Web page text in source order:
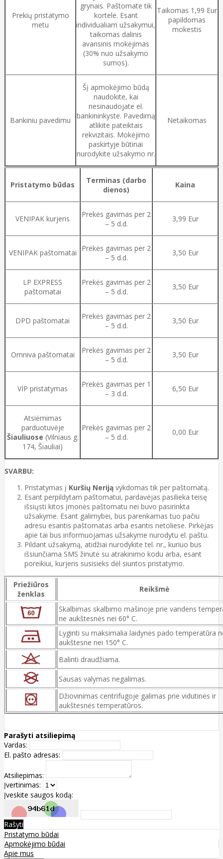
Prekių pristatymo
metu
grynais. Paštomate tik
kortele. Esant
individualiam užsakymui,
taikomas dalinis
avansinis mokėjimas
(30% nuo užsakymo
sumos).
Taikomas 1,99 Eur
papildomas
mokestis
Bankiniu pavedimu
Šį apmokėjimo būdą
naudokite, kai
nesinaudojate el.
bankininkyste. Pavedimą
atlikite pateiktais
rekvizitais. Mokėjimo
paskirtyje būtinai
nurodykite užsakymo nr.
Netaikomas
Pristatymo būdas
Terminas (darbo
dienos)
Kaina
VENIPAK kurjeris
Prekės gavimas per 2
– 5 d.d.
3,99 Eur
VENIPAK paštomatai
Prekės gavimas per 2
– 5 d.d.
3,50 Eur
LP EXPRESS
paštomatai
Prekės gavimas per 2
– 5 d.d.
3,50 Eur
DPD paštomatai
Prekės gavimas per 2
– 5 d.d.
3,50 Eur
Omniva paštomatai
Prekės gavimas per 2
– 5 d.d.
3,50 Eur
VIP pristatymas
Prekės gavimas per 1
– 3 d.d.
6,50 Eur
Atsiėmimas
parduotuvėje
Šiauliuose (Vilniaus g.
174, Šiauliai)
Prekės gavimas per 2
– 5 d.d.
0,00 Eur
SVARBU:
Pristatymas į Kuršių Neriją vykdomas tik per paštomatą.
Esant perpildytam paštomatui, pardavėjas pasilieka teisę
išsiųsti kitos įmonės paštomatu nei buvo pasirinkta
užsakyme. Esant galimybei, bus parenkamas tuo pačiu
adresu esantis paštomatas arba esantis netoliese. Pirkėjas
apie tai bus informuojamas užsakyme nurodytu el. paštu.
Pildant užsakymą, atidžiai nurodykite tel. nr., kuriuo bus
išsiunčiama SMS žinutė su atrakinimo kodu arba, esant
poreikiui, kurjeris susisieks dėl siuntos pristatymo.
Priežiūros
ženklas
Reikšmė
Skalbimas skalbimo mašinoje prie vandens
ne aukštesnės nei 60° C.
Lyginti su maksimalia laidynės pado temperatūra
aukštesne nei 150° C.
Balinti draudžiama.
Sausas valymas negalimas.
Džiovinimas centrifugoje galimas prie vidutinės ir
aukštesnės temperatūros.
Parašyti atsiliepimą
Vardas:
El. pašto adresas:
Atsiliepimas:
Įvertinimas:
Įveskite saugos kodą:
Rašyti
Pristatymo būdai
Apmokėjimo būdai
Apie mus